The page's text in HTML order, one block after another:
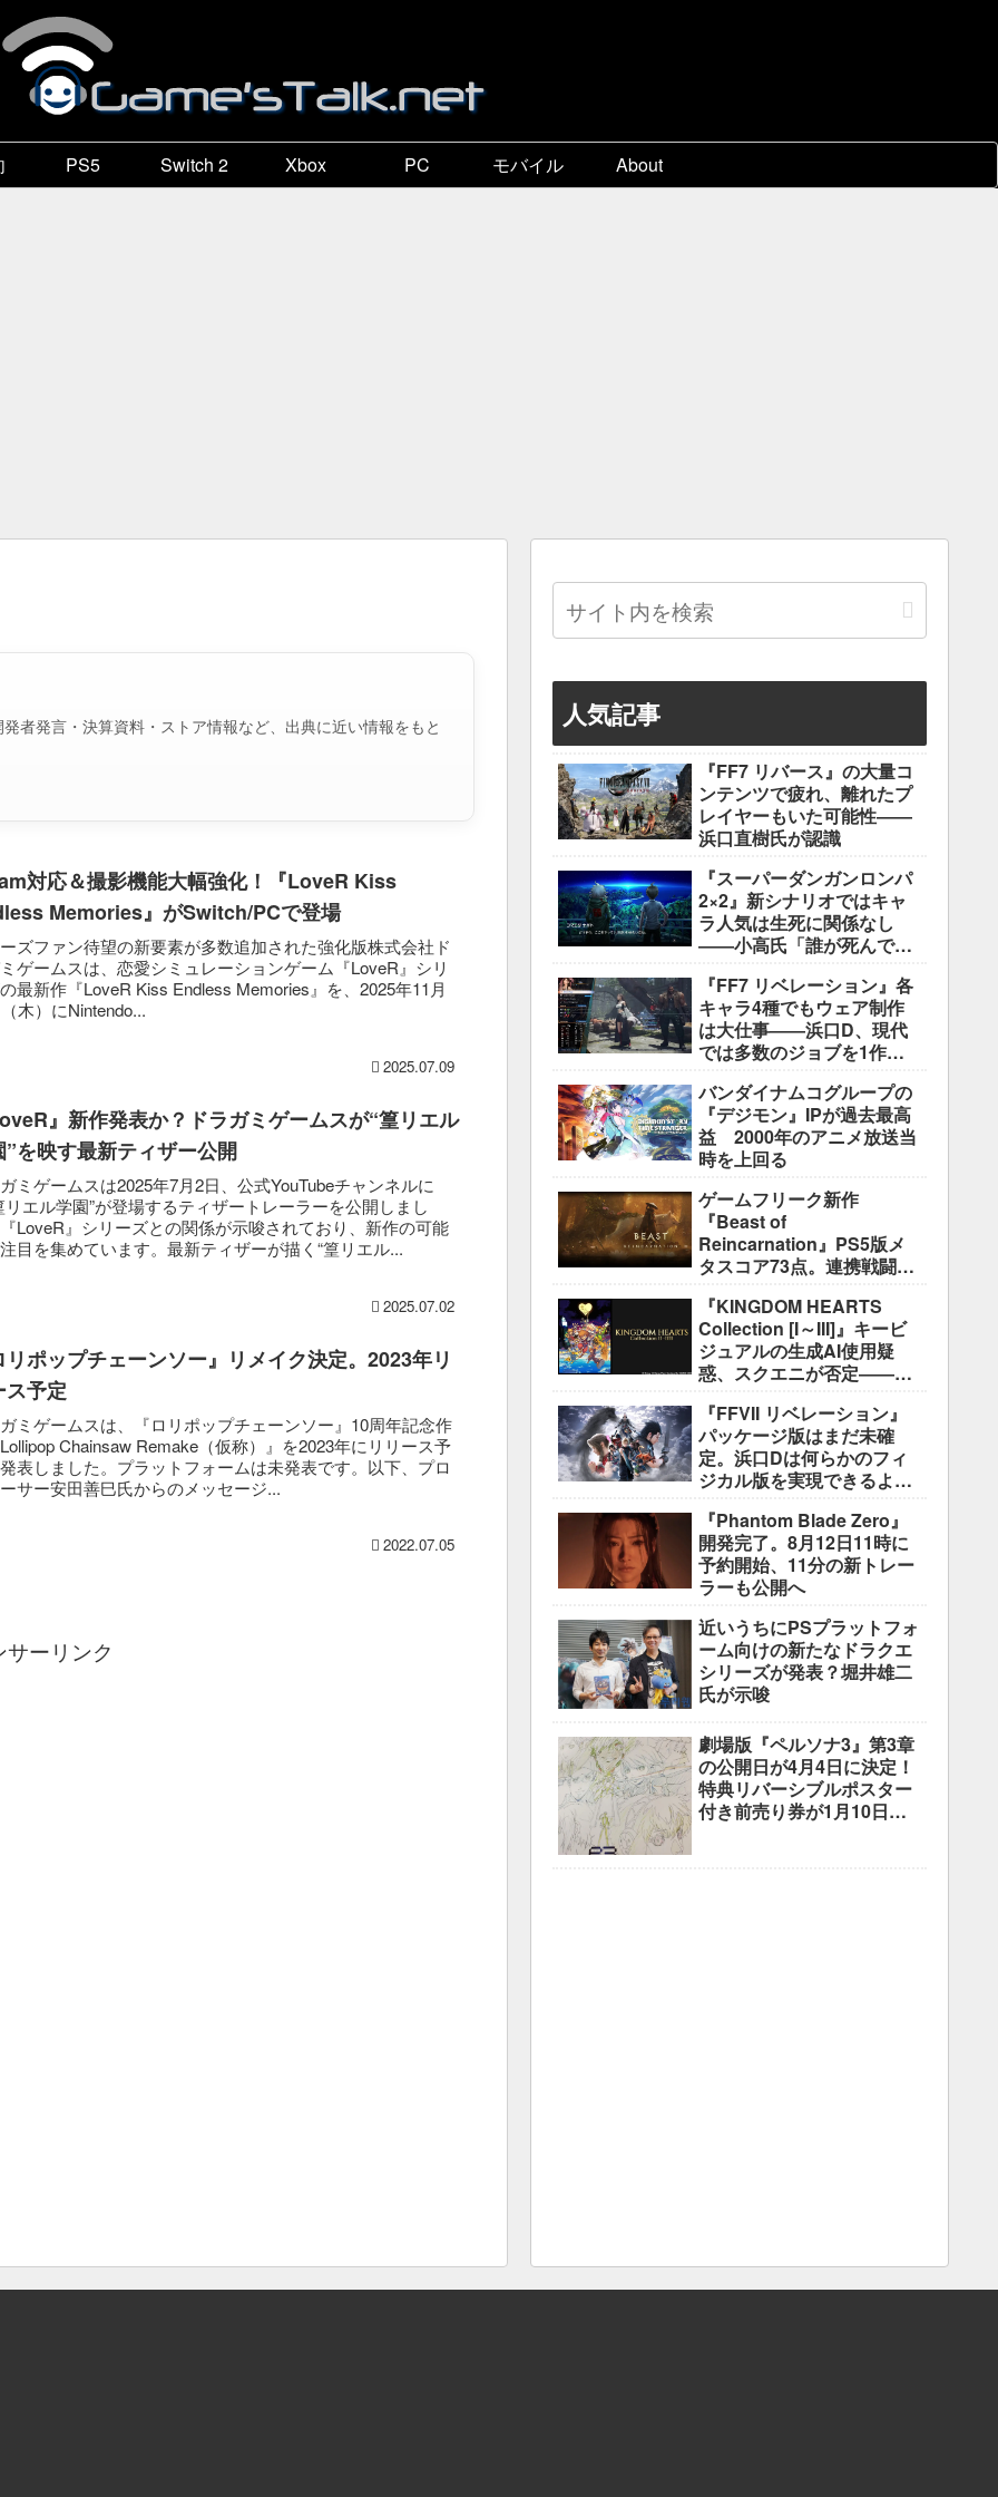
PS5 Switch 2 Xbox PC モバイル About
者発言・決算資料・ストア情報など、出典に近い情報をもと
対応＆撮影機能大幅強化！『LoveR Kiss
Memories』がSwitch/PCで登場
ズファン待望の新要素が多数追加された強化版株式会社ド
ゲームスは、恋愛シミュレーションゲーム『LoveR』シリ
最新作『LoveR Kiss Endless Memories』を、2025年11月
木）にNintendo...
2025.07.09
』新作発表か？ドラガミゲームスが“篁リエル
”を映す最新ティザー公開
ミゲームスは2025年7月2日、公式YouTubeチャンネルに
リエル学園”が登場するティザートレーラーを公開しまし
LoveR』シリーズとの関係が示唆されており、新作の可能
目を集めています。最新ティザーが描く“篁リエル...
2025.07.02
リポップチェーンソー』リメイク決定。2023年リ
ス予定
ミゲームスは、『ロリポップチェーンソー』10周年記念作
Chainsaw Remake（仮称）』を2023年にリリース予
表しました。プラットフォームは未発表です。以下、プロ
サー安田善巳氏からのメッセージ...
2022.07.05
サーリンク
人気記事
『FF7 リバース』の大量コ
ンテンツで疲れ、離れたプ
レイヤーもいた可能性――
浜口直樹氏が認識
『スーパーダンガンロンパ
2×2』新シナリオではキャ
ラ人気は生死に関係なし
――小高氏「誰が死んでも
で」
『FF7 リベレーション』各
キャラ4種でもウェア制作
は大仕事――浜口D、現代
では多数のジョブを1作に
説明
バンダイナムコグループの
『デジモン』IPが過去最高
益 2000年のアニメ放送当
時を上回る
ゲームフリーク新作
『Beast of
Reincarnation』PS5版メ
タスコア73点。連携戦闘は
き”には不満
『KINGDOM HEARTS
Collection [I～III]』キービ
ジュアルの生成AI使用疑
惑、スクエニが否定――不
ス」
『FFVII リベレーション』
パッケージ版はまだ未確
定。浜口Dは何らかのフィ
ジカル版を実現できるよう
『Phantom Blade Zero』
開発完了。8月12日11時に
予約開始、11分の新トレー
ラーも公開へ
近いうちにPSプラットフォ
ーム向けの新たなドラクエ
シリーズが発表？堀井雄二
氏が示唆
劇場版『ペルソナ3』第3章
の公開日が4月4日に決定！
特典リバーシブルポスター
付き前売り券が1月10日よ